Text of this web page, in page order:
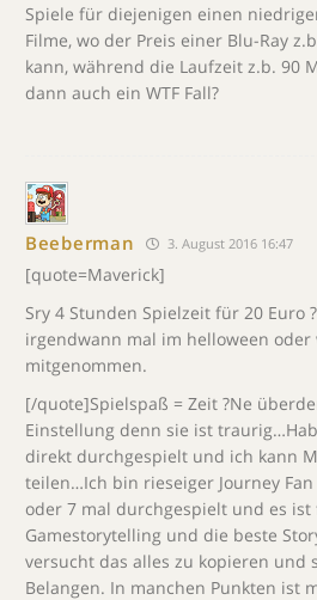
Spiele für diejenigen einen
Filme, wo der Preis einer Blu-Ray
kann, während die Laufzeit z.b. 90
dann auch ein WTF Fall?
Beeberman 3. August 2016 16:47
[quote=Maverick]
Sry 4 Stunden Spielzeit für 20 Euro
irgendwann mal im helloween
mitgenommen.
[/quote]Spielspaß = Zeit ?Ne
Einstellung denn sie ist
direkt durchgespielt und ich kann
teilen…Ich bin rieseiger Journey
oder 7 mal durchgespielt und es
Gamestorytelling und die beste
versucht das alles zu kopieren und
Belangen. In manchen Punkten ist